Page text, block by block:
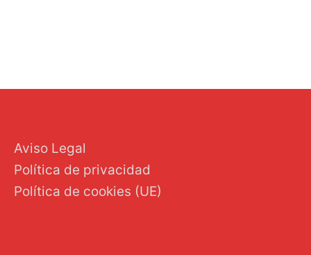
Aviso Legal
Política de privacidad
Política de cookies (UE)